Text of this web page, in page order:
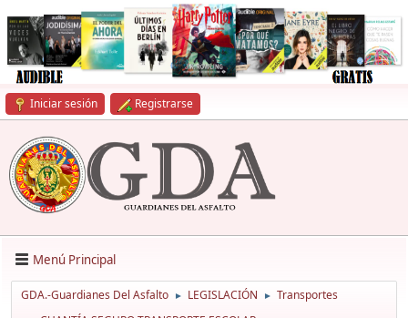
Iniciar sesión Registrarse
Menú Principal
GDA.-Guardianes Del Asfalto ► LEGISLACIÓN ► Transportes